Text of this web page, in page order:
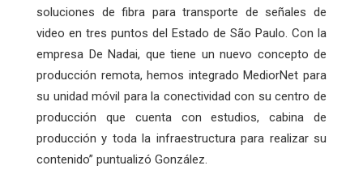
soluciones de fibra para transporte de señales de
video en tres puntos del Estado de São Paulo. Con la
empresa De Nadai, que tiene un nuevo concepto de
producción remota, hemos integrado MediorNet para
su unidad móvil para la conectividad con su centro de
producción que cuenta con estudios, cabina de
producción y toda la infraestructura para realizar su
contenido” puntualizó González.